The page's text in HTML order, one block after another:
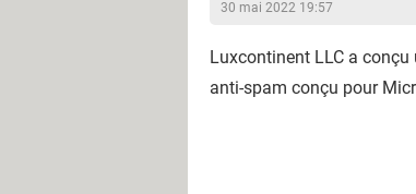
30 mai 2022 19:57
Luxcontinent LLC a conçu
anti-spam conçu pour